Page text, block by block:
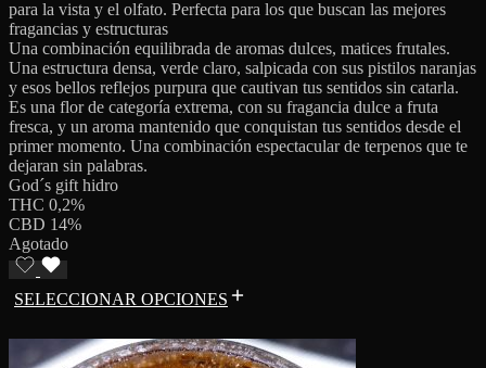
para la vista y el olfato. Perfecta para los que buscan las mejores
fragancias y estructuras
Una combinación equilibrada de aromas dulces, matices frutales.
Una estructura densa, verde claro, salpicada con sus pistilos naranjas
y esos bellos reflejos purpura que cautivan tus sentidos sin catarla.
Es una flor de categoría extrema, con su fragancia dulce a fruta
fresca, y un aroma mantenido que conquistan tus sentidos desde el
primer momento. Una combinación espectacular de terpenos que te
dejaran sin palabras.
God´s gift hidro
THC 0,2%
CBD 14%
Agotado
SELECCIONAR OPCIONES